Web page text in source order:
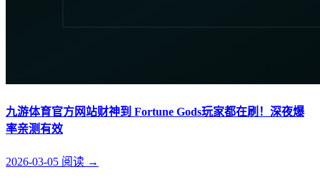
九游体育官方网站财神到 Fortune Gods玩家都在刷！深夜爆
率亲测有效
2026-03-05 阅读 →